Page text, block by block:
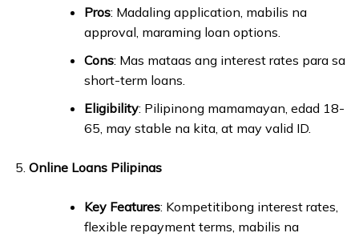
Pros: Madaling application, mabilis na
approval, maraming loan options.
Cons: Mas mataas ang interest rates para sa
short-term loans.
Eligibility: Pilipinong mamamayan, edad 18-
65, may stable na kita, at may valid ID.
Online Loans Pilipinas
Key Features: Kompetitibong interest rates,
flexible repayment terms, mabilis na